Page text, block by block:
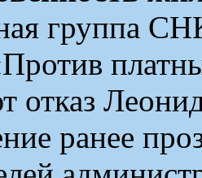
группа
отказ
ранее